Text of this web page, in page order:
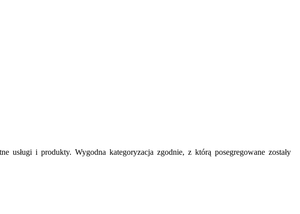
usługi i produkty. Wygodna kategoryzacja zgodnie, z którą posegregowane zostały